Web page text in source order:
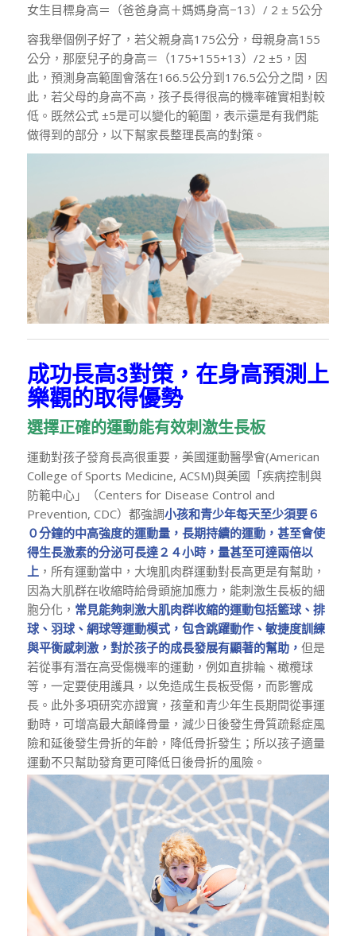
女生目標身高＝（爸爸身高＋媽媽身高−13）/ 2 ± 5公分
容我舉個例子好了，若父親身高175公分，母親身高155
公分，那麼兒子的身高＝（175+155+13）/2 ±5，因
此，預測身高範圍會落在166.5公分到176.5公分之間，因
此，若父母的身高不高，孩子長得很高的機率確實相對較
低。既然公式 ±5是可以變化的範圍，表示還是有我們能
做得到的部分，以下幫家長整理長高的對策。
成功長高3對策，在身高預測上
樂觀的取得優勢
選擇正確的運動能有效刺激生長板
運動對孩子發育長高很重要，美國運動醫學會(American
College of Sports Medicine, ACSM)與美國「疾病控制與
防範中心」（Centers for Disease Control and
Prevention, CDC）都強調小孩和青少年每天至少須要６
０分鐘的中高強度的運動量，長期持續的運動，甚至會使
得生長激素的分泌可長達２４小時，量甚至可達兩倍以
上 ，所有運動當中，大塊肌肉群運動對長高更是有幫助，
因為大肌群在收縮時給骨頭施加應力，能刺激生長板的細
胞分化， 常見能夠刺激大肌肉群收縮的運動包括籃球、排
球、羽球、網球等運動模式，包含跳躍動作、敏捷度訓練
與平衡感刺激，對於孩子的成長發展有顯著的幫助， 但是
若從事有潛在高受傷機率的運動，例如直排輪、橄欖球
等，一定要使用護具，以免造成生長板受傷，而影響成
長。此外多項研究亦證實，孩童和青少年生長期間從事運
動時，可增高最大顛峰骨量，減少日後發生骨質疏鬆症風
險和延後發生骨折的年齡，降低骨折發生；所以孩子適量
運動不只幫助發育更可降低日後骨折的風險。